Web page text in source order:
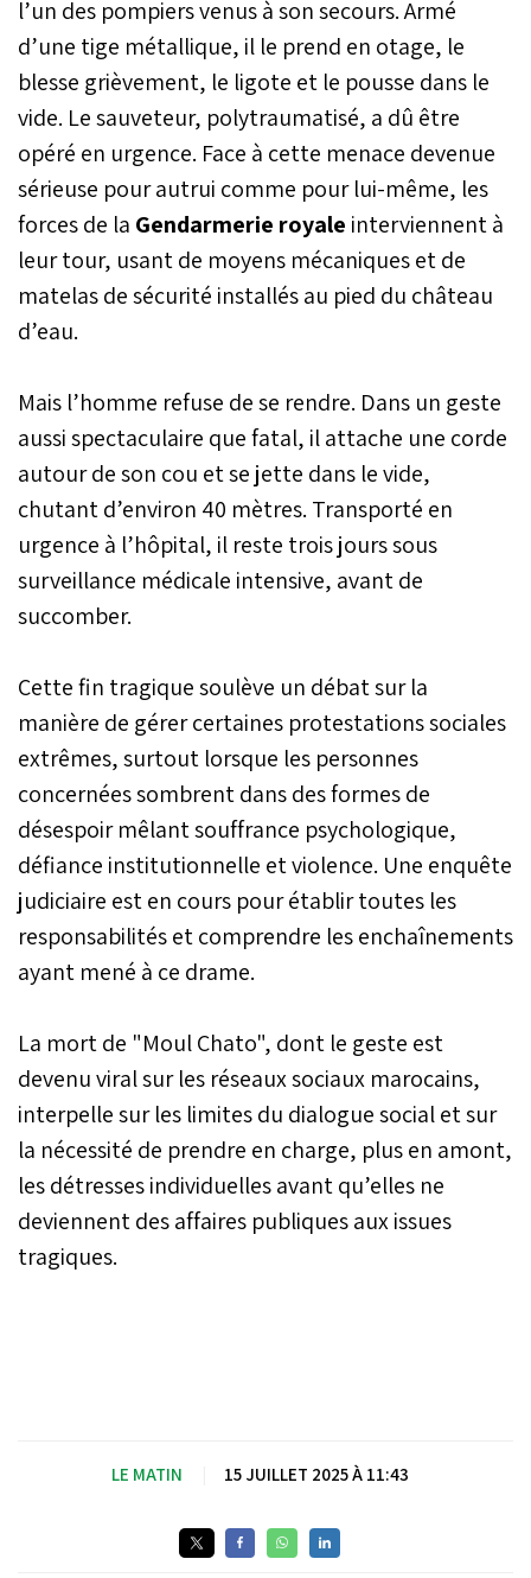
noué une corde autour de
chute et se trouve
actuellement en soins
intensifs à l’hôpital
régional de Béni Mellal.
l’un des pompiers venus à son secours. Armé
d’une tige métallique, il le prend en otage, le
blesse grièvement, le ligote et le pousse dans le
vide. Le sauveteur, polytraumatisé, a dû être
opéré en urgence. Face à cette menace devenue
sérieuse pour autrui comme pour lui-même, les
forces de la Gendarmerie royale interviennent à
leur tour, usant de moyens mécaniques et de
matelas de sécurité installés au pied du château
d’eau.
Mais l’homme refuse de se rendre. Dans un geste
aussi spectaculaire que fatal, il attache une corde
autour de son cou et se jette dans le vide,
chutant d’environ 40 mètres. Transporté en
urgence à l’hôpital, il reste trois jours sous
surveillance médicale intensive, avant de
succomber.
Cette fin tragique soulève un débat sur la
manière de gérer certaines protestations sociales
extrêmes, surtout lorsque les personnes
concernées sombrent dans des formes de
désespoir mêlant souffrance psychologique,
défiance institutionnelle et violence. Une enquête
judiciaire est en cours pour établir toutes les
responsabilités et comprendre les enchaînements
ayant mené à ce drame.
La mort de "Moul Chato", dont le geste est
devenu viral sur les réseaux sociaux marocains,
interpelle sur les limites du dialogue social et sur
la nécessité de prendre en charge, plus en amont,
les détresses individuelles avant qu’elles ne
deviennent des affaires publiques aux issues
tragiques.
LE MATIN 15 JUILLET 2025 À 11:43